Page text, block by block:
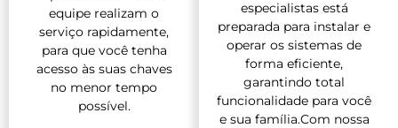
equipe realizam o
serviço rapidamente,
para que você tenha
acesso às suas chaves
no menor tempo
possível.
especialistas está
preparada para instalar e
operar os sistemas de
forma eficiente,
garantindo total
funcionalidade para você
e sua família.Com nossa